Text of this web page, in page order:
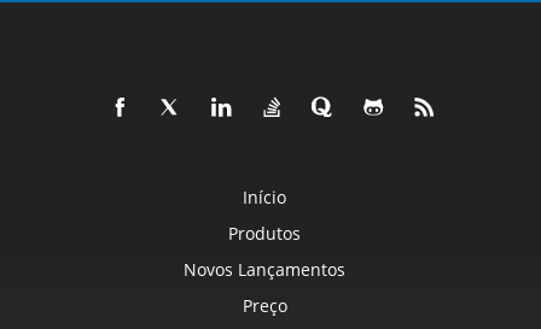
Início
Produtos
Novos Lançamentos
Preço